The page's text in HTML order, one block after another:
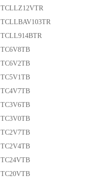
TCLLZ12VTR
TCLLBAV103TR
TCLL914BTR
TC6V8TB
TC6V2TB
TC5V1TB
TC4V7TB
TC3V6TB
TC3V0TB
TC2V7TB
TC2V4TB
TC24VTB
TC20VTB